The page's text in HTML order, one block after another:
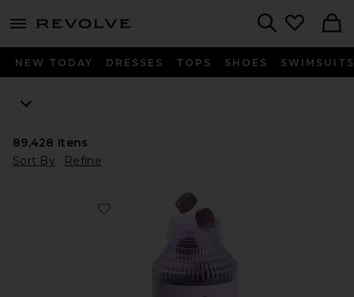
menu - shows more content
NEW TODAY DRESSES TOPS SHOES SWIMSUITS
89,428 Itens
Sort By
Refine
Favorite VITAMINA EM GOMA SLEEP